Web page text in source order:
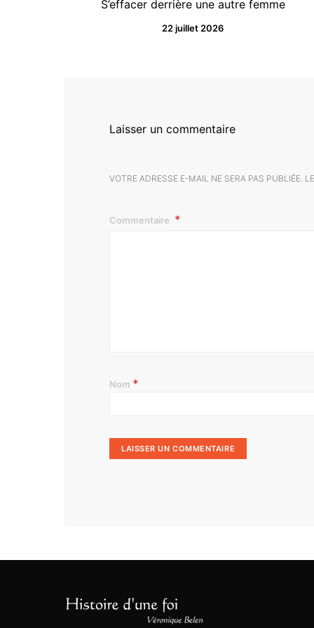
S’effacer derrière une autre femme
22 juillet 2026
Laisser un commentaire
VOTRE ADRESSE E-MAIL NE SERA PAS PUBLIÉE.
Commentaire
Nom *